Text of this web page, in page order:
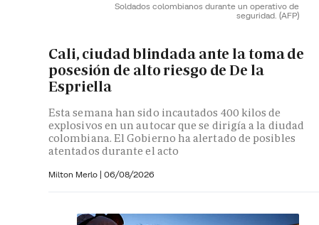
Soldados colombianos durante un operativo de
seguridad. (AFP)
Cali, ciudad blindada ante la toma de
posesión de alto riesgo de De la
Espriella
Esta semana han sido incautados 400 kilos de
explosivos en un autocar que se dirigía a la diudad
colombiana. El Gobierno ha alertado de posibles
atentados durante el acto
Milton Merlo | 06/08/2026